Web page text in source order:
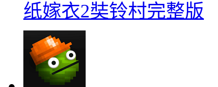
纸嫁衣2奘铃村完整版